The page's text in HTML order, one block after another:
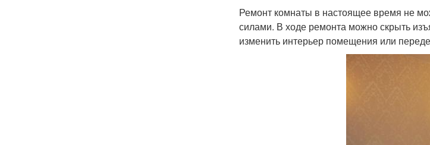
Ремонт комнаты в настоящее время не
силами. В ходе ремонта можно скрыть
изменить интерьер помещения или